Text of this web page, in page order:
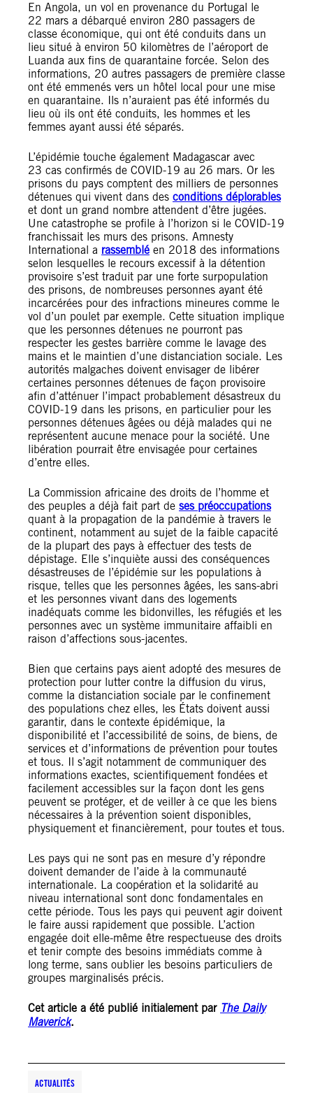
En Angola, un vol en provenance du Portugal le
22 mars a débarqué environ 280 passagers de
classe économique, qui ont été conduits dans un
lieu situé à environ 50 kilomètres de l’aéroport de
Luanda aux fins de quarantaine forcée. Selon des
informations, 20 autres passagers de première classe
ont été emmenés vers un hôtel local pour une mise
en quarantaine. Ils n’auraient pas été informés du
lieu où ils ont été conduits, les hommes et les
femmes ayant aussi été séparés.
L’épidémie touche également Madagascar avec
23 cas confirmés de COVID-19 au 26 mars. Or les
prisons du pays comptent des milliers de personnes
détenues qui vivent dans des conditions déplorables
et dont un grand nombre attendent d’être jugées.
Une catastrophe se profile à l’horizon si le COVID-19
franchissait les murs des prisons. Amnesty
International a rassemblé en 2018 des informations
selon lesquelles le recours excessif à la détention
provisoire s’est traduit par une forte surpopulation
des prisons, de nombreuses personnes ayant été
incarcérées pour des infractions mineures comme le
vol d’un poulet par exemple. Cette situation implique
que les personnes détenues ne pourront pas
respecter les gestes barrière comme le lavage des
mains et le maintien d’une distanciation sociale. Les
autorités malgaches doivent envisager de libérer
certaines personnes détenues de façon provisoire
afin d’atténuer l’impact probablement désastreux du
COVID-19 dans les prisons, en particulier pour les
personnes détenues âgées ou déjà malades qui ne
représentent aucune menace pour la société. Une
libération pourrait être envisagée pour certaines
d’entre elles.
La Commission africaine des droits de l’homme et
des peuples a déjà fait part de ses préoccupations
quant à la propagation de la pandémie à travers le
continent, notamment au sujet de la faible capacité
de la plupart des pays à effectuer des tests de
dépistage. Elle s’inquiète aussi des conséquences
désastreuses de l’épidémie sur les populations à
risque, telles que les personnes âgées, les sans-abri
et les personnes vivant dans des logements
inadéquats comme les bidonvilles, les réfugiés et les
personnes avec un système immunitaire affaibli en
raison d’affections sous-jacentes.
Bien que certains pays aient adopté des mesures de
protection pour lutter contre la diffusion du virus,
comme la distanciation sociale par le confinement
des populations chez elles, les États doivent aussi
garantir, dans le contexte épidémique, la
disponibilité et l’accessibilité de soins, de biens, de
services et d’informations de prévention pour toutes
et tous. Il s’agit notamment de communiquer des
informations exactes, scientifiquement fondées et
facilement accessibles sur la façon dont les gens
peuvent se protéger, et de veiller à ce que les biens
nécessaires à la prévention soient disponibles,
physiquement et financièrement, pour toutes et tous.
Les pays qui ne sont pas en mesure d’y répondre
doivent demander de l’aide à la communauté
internationale. La coopération et la solidarité au
niveau international sont donc fondamentales en
cette période. Tous les pays qui peuvent agir doivent
le faire aussi rapidement que possible. L’action
engagée doit elle-même être respectueuse des droits
et tenir compte des besoins immédiats comme à
long terme, sans oublier les besoins particuliers de
groupes marginalisés précis.
Cet article a été publié initialement par The Daily
Maverick.
ACTUALITÉS